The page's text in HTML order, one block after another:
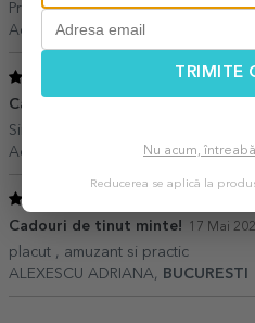
Practic si simpatic !
Adriana, BUCURESTI
Cadouri de tinut minte!
Simpatic și ingenios
Adriana,
BUCURESTI
Cadouri de tinut minte! 17 Mai
placut , amuzant si practic
ALEXESCU ADRIANA,
BUCURESTI
TRIMITE
Nu acum,
Reducerea se aplică la